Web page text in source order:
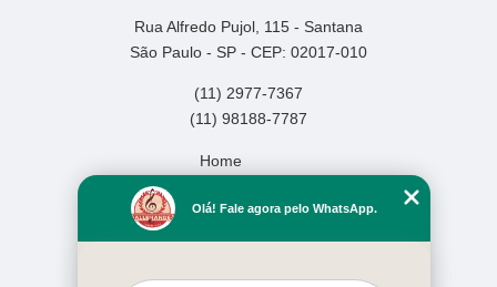
Rua Alfredo Pujol, 115 - Santana
São Paulo - SP - CEP: 02017-010
(11) 2977-7367
(11) 98188-7787
Home
Missão
Olá! Fale agora pelo WhatsApp.